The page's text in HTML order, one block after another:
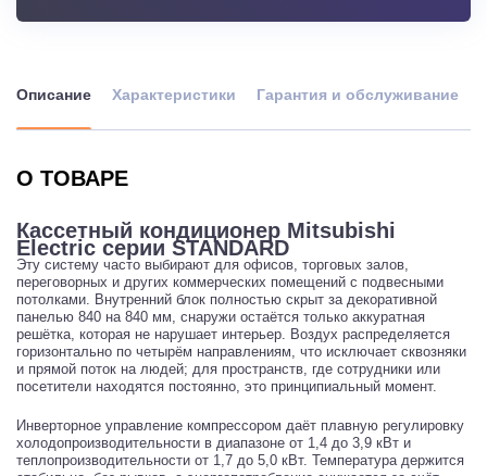
Описание Характеристики Гарантия и обслуживание
О ТОВАРЕ
Кассетный кондиционер Mitsubishi
Electric серии STANDARD
Эту систему часто выбирают для офисов, торговых залов,
переговорных и других коммерческих помещений с подвесными
потолками. Внутренний блок полностью скрыт за декоративной
панелью 840 на 840 мм, снаружи остаётся только аккуратная
решётка, которая не нарушает интерьер. Воздух распределяется
горизонтально по четырём направлениям, что исключает сквозняки
и прямой поток на людей; для пространств, где сотрудники или
посетители находятся постоянно, это принципиальный момент.
Инверторное управление компрессором даёт плавную регулировку
холодопроизводительности в диапазоне от 1,4 до 3,9 кВт и
теплопроизводительности от 1,7 до 5,0 кВт. Температура держится